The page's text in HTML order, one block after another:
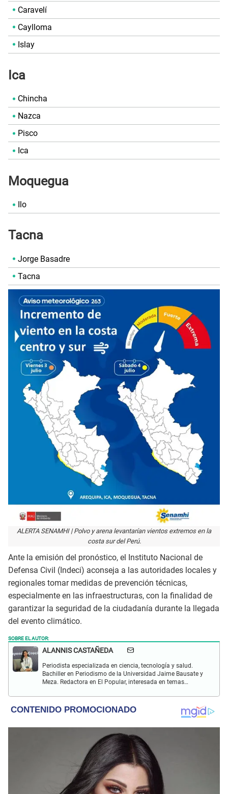
Caravelí
Caylloma
Islay
Ica
Chincha
Nazca
Pisco
Ica
Moquegua
Ilo
Tacna
Jorge Basadre
Tacna
ALERTA SENAMHI | Polvo y arena levantarían vientos extremos en la
costa sur del Perú.
Ante la emisión del pronóstico, el Instituto Nacional de
Defensa Civil (Indeci) aconseja a las autoridades locales y
regionales tomar medidas de prevención técnicas,
especialmente en las infraestructuras, con la finalidad de
garantizar la seguridad de la ciudadanía durante la llegada
del evento climático.
SOBRE EL AUTOR:
ALANNIS CASTAÑEDA
Periodista especializada en ciencia, tecnología y salud.
Bachiller en Periodismo de la Universidad Jaime Bausate y
Meza. Redactora en El Popular, interesada en temas
astronómicos, hallazgos y más.